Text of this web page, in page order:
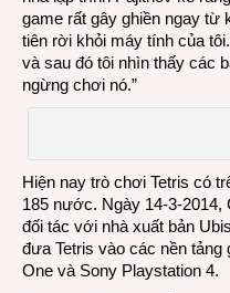
game rất gây ghiền ngay từ
tiên rời khỏi máy tính của
và sau đó tôi nhìn thấy các
ngừng chơi nó.”
Hiện nay trò chơi Tetris có
185 nước. Ngày 14-3-2014,
đối tác với nhà xuất bản
đưa Tetris vào các nền
One và Sony Playstation 4.